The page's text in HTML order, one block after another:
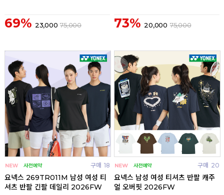
69% 23,000 75,000 73% 20,000 75,000
구매 18
요넥스 269TR011M 남성 여성 티
셔츠 반팔 긴팔 데일리 2026FW
구매 20
요넥스 남성 여성 티셔츠 반팔 캐주
얼 오버핏 2026FW